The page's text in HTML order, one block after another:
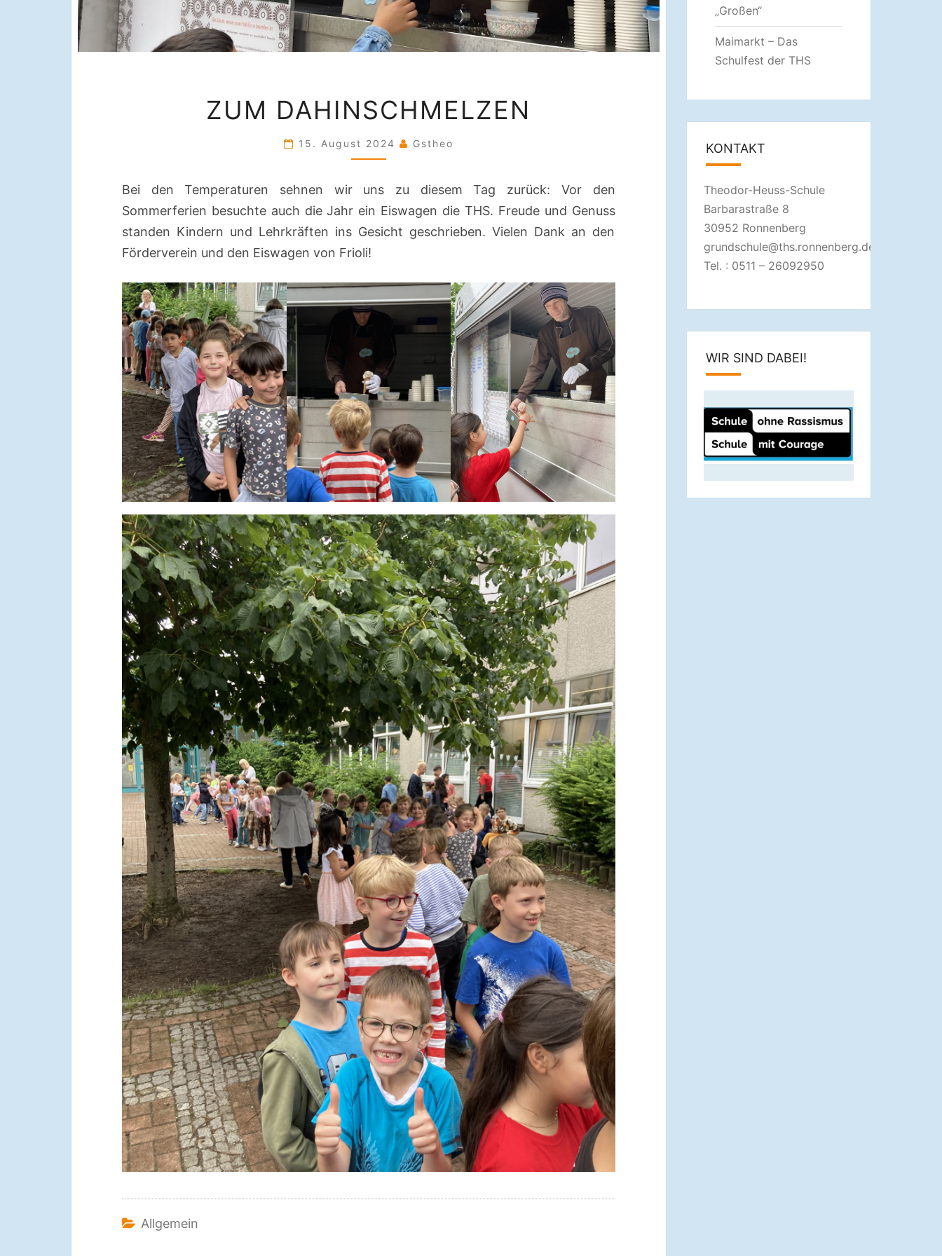
DAHINSCHMELZEN
ZUM DAHINSCHMELZEN
15. August 2024 Gstheo
Bei den Temperaturen sehnen wir uns zu diesem Tag zurück: Vor den
Sommerferien besuchte auch die Jahr ein Eiswagen die THS. Freude und Genuss
standen Kindern und Lehrkräften ins Gesicht geschrieben. Vielen Dank an den
Förderverein und den Eiswagen von Frioli!
Allgemein
„Großen“
Maimarkt – Das
Schulfest der THS
KONTAKT
Theodor-Heuss-Schule
Barbarastraße 8
30952 Ronnenberg
grundschule@ths.ronnenberg.de
Tel. : 0511 – 26092950
WIR SIND DABEI!